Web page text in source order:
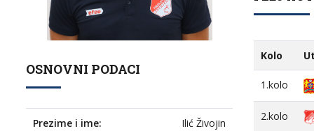
OSNOVNI PODACI
Prezime i ime: Ilić Živojin
Kolo
1.kolo
2.kolo